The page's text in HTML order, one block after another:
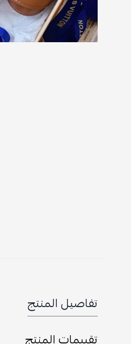
تفاصيل المنتج
تقييمات المنتج